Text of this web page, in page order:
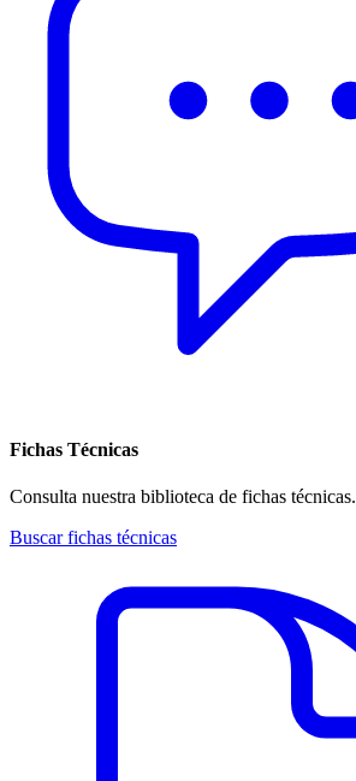
Fichas Técnicas
Consulta nuestra biblioteca de fichas técnicas.
Buscar fichas técnicas